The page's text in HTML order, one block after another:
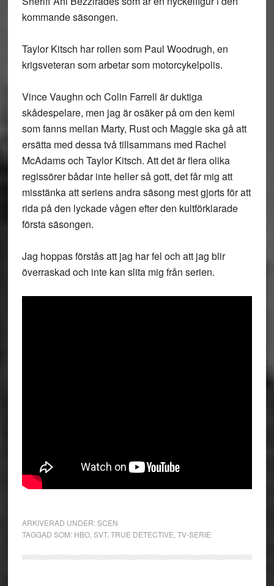
kommande säsongen.
Taylor Kitsch har rollen som Paul Woodrugh, en
krigsveteran som arbetar som motorcykelpolis.
Vince Vaughn och Colin Farrell är duktiga
skådespelare, men jag är osäker på om den kemi
som fanns mellan Marty, Rust och Maggie ska gå att
ersätta med dessa två tillsammans med Rachel
McAdams och Taylor Kitsch. Att det är flera olika
regissörer bådar inte heller så gott, det får mig att
misstänka att seriens andra säsong mest gjorts för att
rida på den lyckade vågen efter den kultförklarade
första säsongen.
Jag hoppas förstås att jag har fel och att jag blir
överraskad och inte kan slita mig från serien.
ARKIVERAD UNDER:SCEN
TAGGAD SOM: HBO, SVT, TRUE DETECTIVE TV-SERIE